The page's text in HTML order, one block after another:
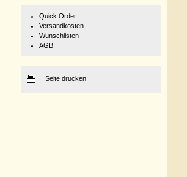
Quick Order
Versandkosten
Wunschlisten
AGB
Seite drucken